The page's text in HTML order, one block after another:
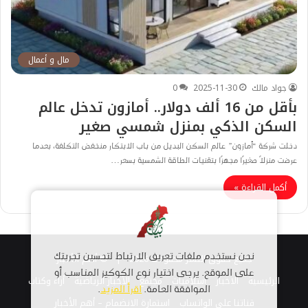
مال و أعمال
جواد مالك
2025-11-30
0
بأقل من 16 ألف دولار.. أمازون تدخل عالم
السكن الذكي بمنزل شمسي صغير
دخلت شركة “أمازون” عالم السكن البديل من باب الابتكار منخفض التكلفة، بعدما
عرضت منزلاً صغيرًا مجهزًا بتقنيات الطاقة الشمسية بسعر…
أكمل القراءة »
جميع حقوق النشر محفوظة 2026 |
© أهم الأخبار
الرئيسية الاخبار اسلاميات مجتمع الأخبار الرياضية
أراء وكتاب
نحن نستخدم ملفات تعريف الارتباط لتحسين تجربتك
على الموقع. يرجى اختيار نوع الكوكيز المناسب أو
الموافقة العامة.اقرأ المزيد.